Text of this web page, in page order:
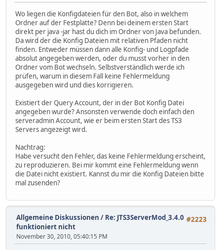
Wo liegen die Konfigdateien für den Bot, also in welchem
Ordner auf der Festplatte? Denn bei deinem ersten Start
direkt per java -jar hast du dich im Ordner von Java befunden.
Da wird der die Konfig Dateien mit relativen Pfaden nicht
finden. Entweder müssen dann alle Konfig- und Logpfade
absolut angegeben werden, oder du musst vorher in den
Ordner vom Bot wechseln. Selbstverständlich werde ich
prüfen, warum in diesem Fall keine Fehlermeldung
ausgegeben wird und dies korrigieren.
Existiert der Query Account, der in der Bot Konfig Datei
angegeben wurde? Ansonsten verwende doch einfach den
serveradmin Account, wie er beim ersten Start des TS3
Servers angezeigt wird.
Nachtrag:
Habe versucht den Fehler, das keine Fehlermeldung erscheint,
zu reproduzieren. Bei mir kommt eine Fehlermeldung wenn
die Datei nicht existiert. Kannst du mir die Konfig Dateien bitte
mal zusenden?
#2223
Allgemeine Diskussionen / Re: JTS3ServerMod_3.4.0
funktioniert nicht
November 30, 2010, 05:40:15 PM